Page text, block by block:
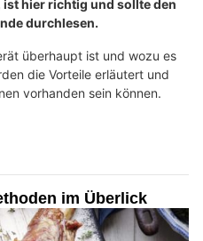
hier richtig und sollte den
durchlesen.
überhaupt ist und wozu es
die Vorteile erläutert und
vorhanden sein können.
im Überlick